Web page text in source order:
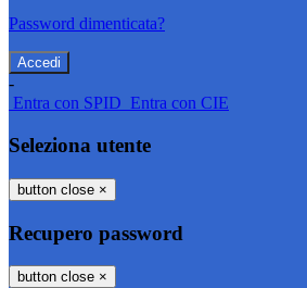
Password dimenticata?
-
Entra con SPID Entra con CIE
Seleziona utente
button close ×
Recupero password
button close ×